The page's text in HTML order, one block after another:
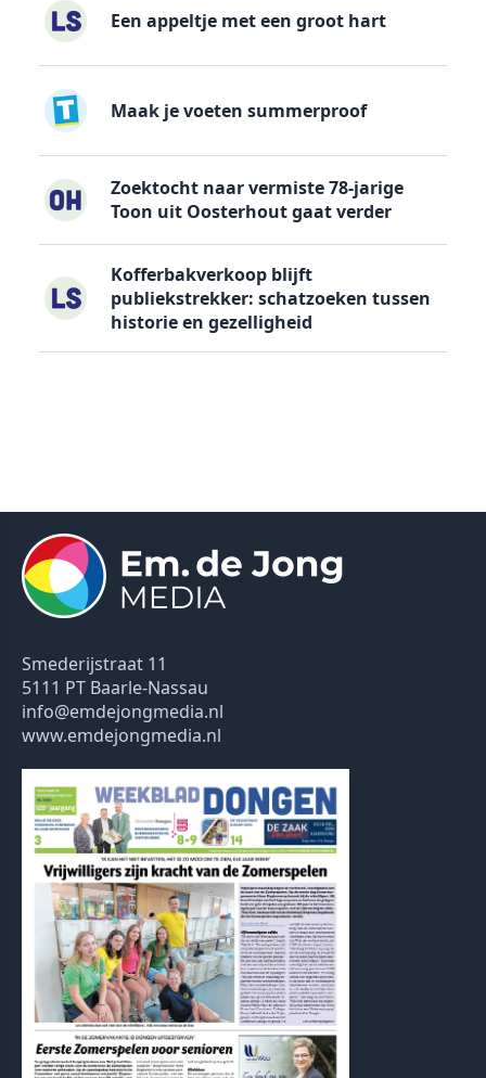
Een appeltje met een groot hart
Maak je voeten summerproof
Zoektocht naar vermiste 78-jarige
Toon uit Oosterhout gaat verder
Kofferbakverkoop blijft
publiekstrekker: schatzoeken tussen
historie en gezelligheid
Smederijstraat 11
5111 PT Baarle-Nassau
info@emdejongmedia.nl
www.emdejongmedia.nl